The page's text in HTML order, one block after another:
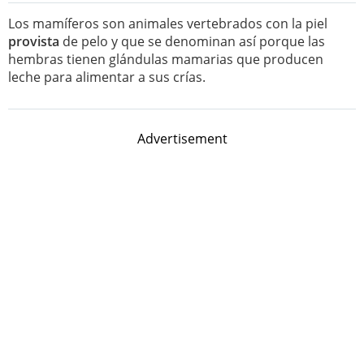
Los mamíferos son animales vertebrados con la piel
provista de pelo y que se denominan así porque las
hembras tienen glándulas mamarias que producen
leche para alimentar a sus crías.
Advertisement